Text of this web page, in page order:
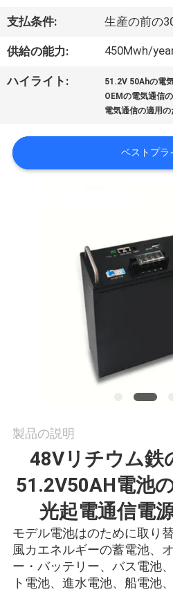
旅
行
管
理
い
引
を
要
支払条件: 生産の前の
供給の能力: 450Mwh/
ハイライト: 51.2V 50Ahの電
OEMの電気通信
電気通信の適用
ベストプラ
製品の説明
48Vリチウム鉄
51.2V50AH電池
光起電通信電
モデル電池はのために取り
風カエネルギーの蓄電池、
ー・バッテリー、バス電池
ト電池、進水電池、船電池